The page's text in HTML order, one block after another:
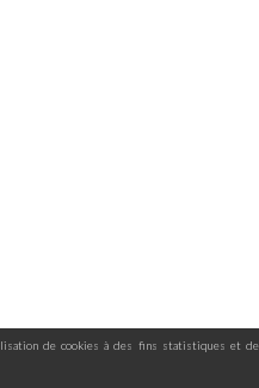
de cookies à des fins statistiques et de